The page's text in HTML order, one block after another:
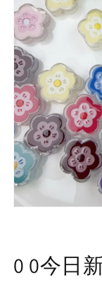
で
メ
0 0今日